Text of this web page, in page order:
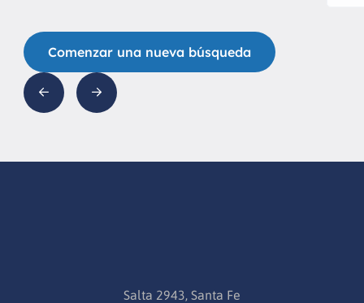
Comenzar una nueva búsqueda
Salta 2943, Santa Fe